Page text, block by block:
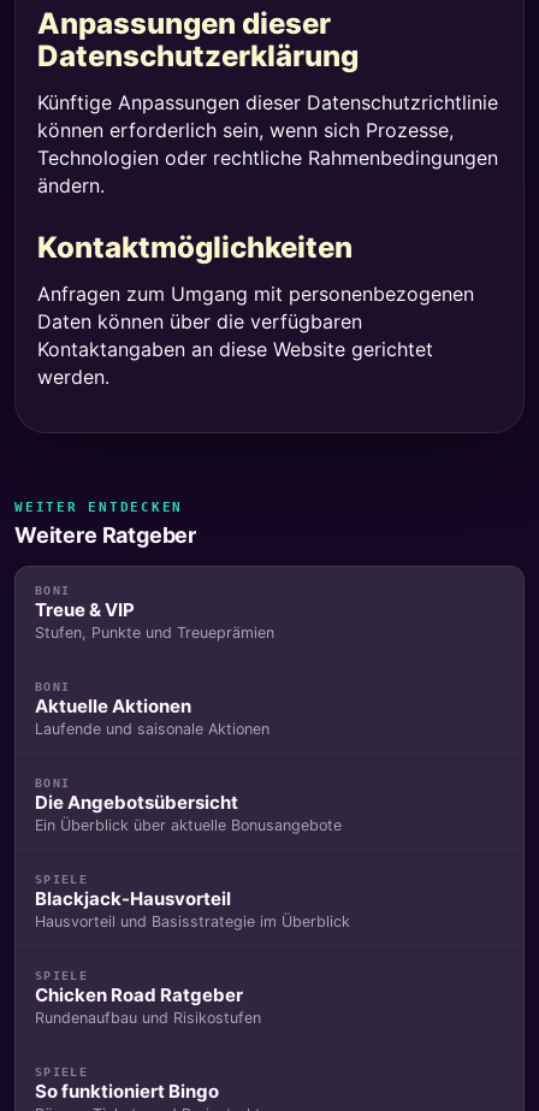
Anpassungen dieser
Datenschutzerklärung
Künftige Anpassungen dieser Datenschutzrichtlinie
können erforderlich sein, wenn sich Prozesse,
Technologien oder rechtliche Rahmenbedingungen
ändern.
Kontaktmöglichkeiten
Anfragen zum Umgang mit personenbezogenen
Daten können über die verfügbaren
Kontaktangaben an diese Website gerichtet
werden.
WEITER ENTDECKEN
Weitere Ratgeber
BONI
Treue & VIP
Stufen, Punkte und Treueprämien
BONI
Aktuelle Aktionen
Laufende und saisonale Aktionen
BONI
Die Angebotsübersicht
Ein Überblick über aktuelle Bonusangebote
SPIELE
Blackjack-Hausvorteil
Hausvorteil und Basisstrategie im Überblick
SPIELE
Chicken Road Ratgeber
Rundenaufbau und Risikostufen
SPIELE
So funktioniert Bingo